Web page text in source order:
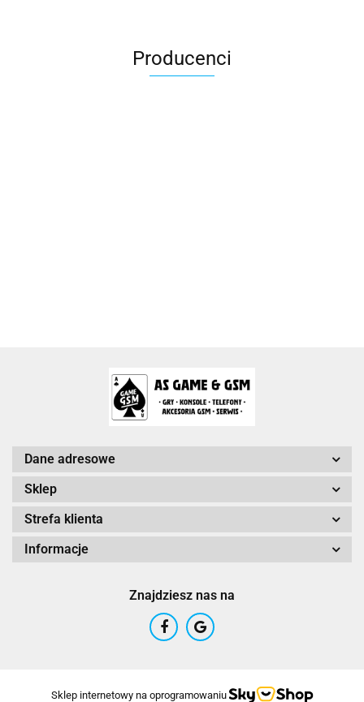
Producenci
Arc System Works Europe
Dane adresowe
Sklep
Strefa klienta
Informacje
Znajdziesz nas na
Sklep internetowy na oprogramowaniu